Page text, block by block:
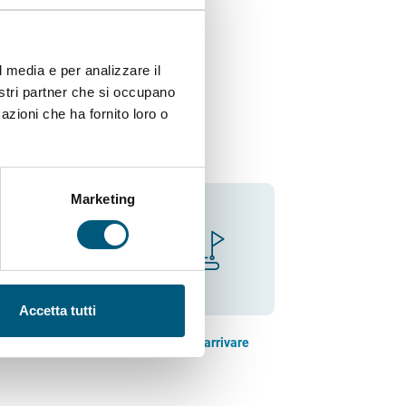
e per analizzare il
partner che si occupano
che ha fornito loro o
Marketing
Accetta tutti
Come arrivare